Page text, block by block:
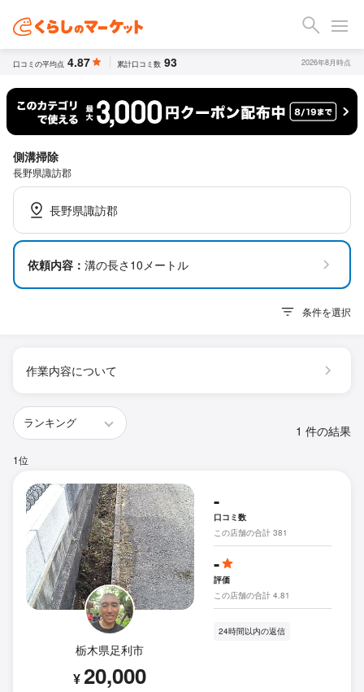
口コミの平均点 4.87 累計口コミ数 93 2026年8月時点
側溝掃除
長野県諏訪郡
長野県諏訪郡
依頼内容： 溝の長さ10メートル
条件を選択
作業内容について
1 件の結果
1位
栃木県足利市
¥20,000
-
口コミ数
この店舗の合計 381
-
評価
この店舗の合計 4.81
24時間以内の返信